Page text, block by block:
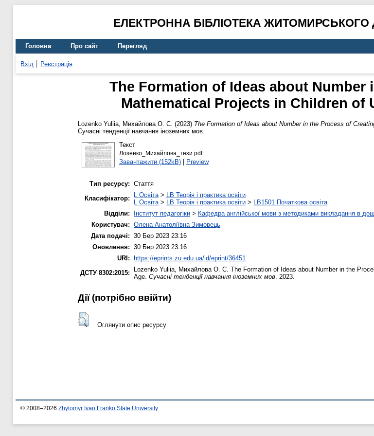
ЕЛЕКТРОННА БІБЛІОТЕКА
Головна Про сайт Перегляд
Вхід Реєстрація
The Formation of Ideas about Number
Mathematical Projects in Children of
Lozenko Yuliia, Михайлова О. С. (2023) The Formation of Ideas about Number in the Process of
Сучасні тенденції навчання іноземних мов.
Текст
Лозенко_Михайлова_тези.pdf
Завантажити (152kB)| Preview
Тип ресурсу: Стаття
Класифікатор:
L Освіта> LB Теорія і практика освіти
L Освіта> LB Теорія і практика освіти > LB1501 Початкова освіта
Відділи:
Інститут педагогіки > Кафедра англійської мови з методиками викладання в
Користувач: Олена Анатоліївна Зимовець
Дата подачі: 30 Бер 2023 23:16
Оновлення: 30 Бер 2023 23:16
URI:
https://eprints.zu.edu.ua/id/eprint/36451
ДСТУ 8302:2015:
Lozenko Yuliia, Михайлова О. С. The Formation of Ideas about Number in the
Age. Сучасні тенденції навчання іноземних мов. 2023.
Дії ​​(потрібно ввійти)
Оглянути опис ресурсу
© 2008–2026 Zhytomyr Ivan Franko State University